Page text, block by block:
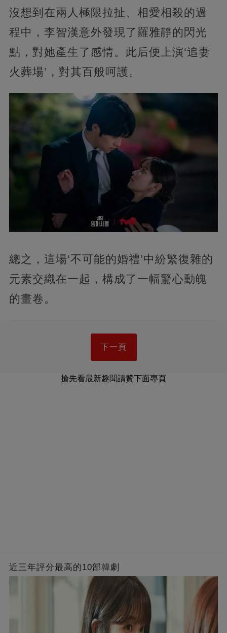
沒想到在兩人極限拉扯、相愛相殺的過
程中，李智漢意外發現了羅雅靜的閃光
點，對她產生了感情。此后便上演‘追妻
火葬場’，對其百般呵護。
總之，這場‘不可能的婚禮’中紛繁復雜的
元素交織在一起，構成了一幅驚心動魄
的畫卷。
下一頁
搶先看最新趣聞請贊下面專頁
近三年評分最高的10部韓劇